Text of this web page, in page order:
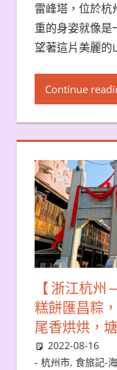
雷峰塔，位於杭
重的身姿就像是
望著這片美麗的
Continue
【 浙江杭
糕餅匯昌粽
尾香烘烘，
2022-08-16
- 杭州市, 食旅記-